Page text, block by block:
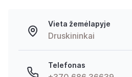
Vieta žemėlapyje
Druskininkai
Telefonas